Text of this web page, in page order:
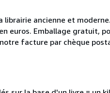
librairie ancienne et moderne.
euros. Emballage gratuit,
facture par chèque